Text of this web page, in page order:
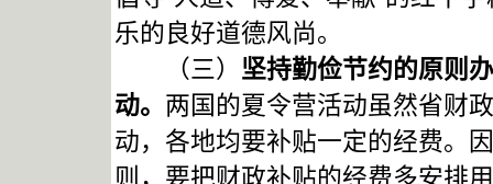
乐的良好道德风尚。
（三） 坚持勤俭节约的原则
动。 两国的夏令营活动虽然省财
动，各地均要补贴一定的经费。
则，要把财政补贴的经费多安排